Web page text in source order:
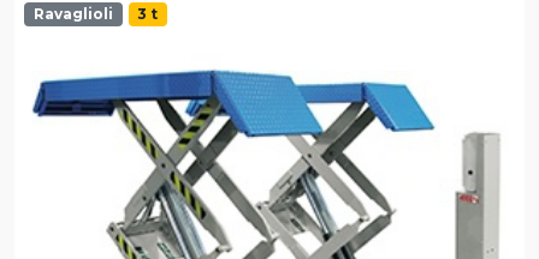
Ravaglioli 3 t